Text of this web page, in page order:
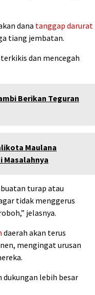
dana tanggap darurat
tiang jembatan.
dan mencegah
Berikan Teguran
Maulana
Masalahnya
turap atau
tidak menggerus
jelasnya.
daerah akan terus
mengingat urusan
lebih besar